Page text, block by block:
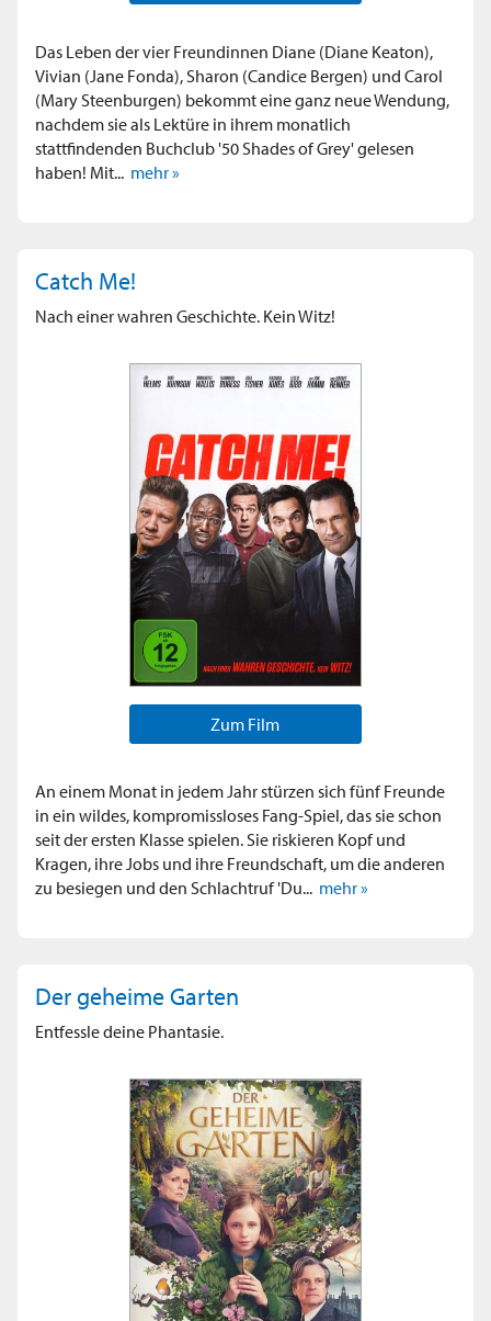
Das Leben der vier Freundinnen Diane (Diane Keaton),
Vivian (Jane Fonda), Sharon (Candice Bergen) und Carol
(Mary Steenburgen) bekommt eine ganz neue Wendung,
nachdem sie als Lektüre in ihrem monatlich
stattfindenden Buchclub '50 Shades of Grey' gelesen
haben! Mit... mehr »
Catch Me!
Nach einer wahren Geschichte. Kein Witz!
Zum Film
An einem Monat in jedem Jahr stürzen sich fünf Freunde
in ein wildes, kompromissloses Fang-Spiel, das sie schon
seit der ersten Klasse spielen. Sie riskieren Kopf und
Kragen, ihre Jobs und ihre Freundschaft, um die anderen
zu besiegen und den Schlachtruf 'Du... mehr »
Der geheime Garten
Entfessle deine Phantasie.